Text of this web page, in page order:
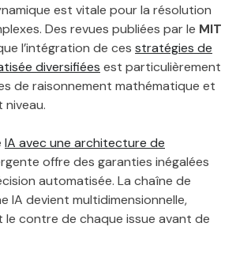
est vitale pour la résolution
Des revues publiées par le MIT
l’intégration de ces stratégies de
diversifiées est particulièrement
de raisonnement mathématique et
IA avec une architecture de
offre des garanties inégalées
automatisée. La chaîne de
IA devient multidimensionnelle,
le contre de chaque issue avant de